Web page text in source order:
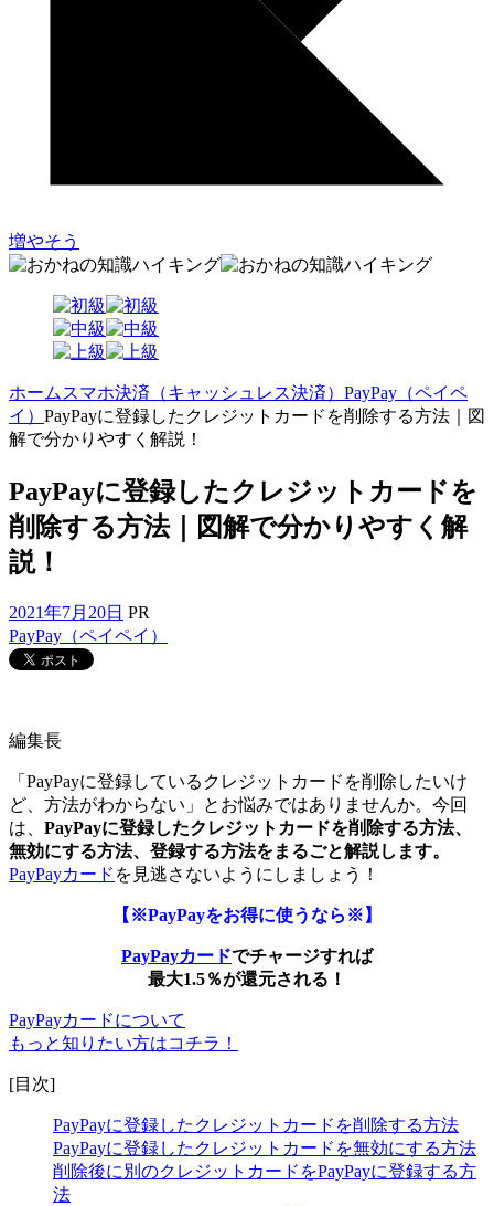
増やそう
ホーム スマホ決済（キャッシュレス決済） PayPay（ペイペ
イ） PayPayに登録したクレジットカードを削除する方法｜図
解で分かりやすく解説！
PayPayに登録したクレジットカードを
削除する方法｜図解で分かりやすく解
説！
2021年7月20日 PR
PayPay（ペイペイ）
編集長
「PayPayに登録しているクレジットカードを削除したいけ
ど、方法がわからない」とお悩みではありませんか。今回
は、 PayPayに登録したクレジットカードを削除する方法、
無効にする方法、登録する方法をまるごと解説します。
PayPayカード を見逃さないようにしましょう！
【※PayPayをお得に使うなら※】
PayPayカードでチャージすれば
最大1.5％が還元される！
PayPayカードについて
もっと知りたい方はコチラ！
[目次]
PayPayに登録したクレジットカードを削除する方法
PayPayに登録したクレジットカードを無効にする方法
削除後に別のクレジットカードをPayPayに登録する方
法